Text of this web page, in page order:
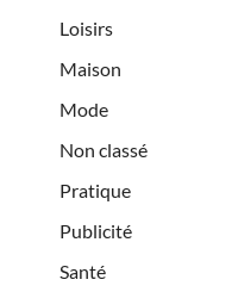
Loisirs
Maison
Mode
Non classé
Pratique
Publicité
Santé